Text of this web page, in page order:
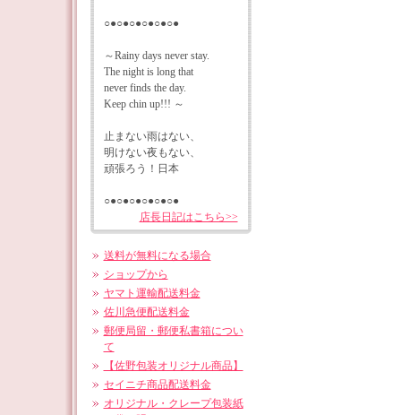
○●○●○●○●○●○●
～Rainy days never stay.
The night is long that
never finds the day.
Keep chin up!!! ～
止まない雨はない、
明けない夜もない、
頑張ろう！日本
○●○●○●○●○●○●
店長日記はこちら>>
送料が無料になる場合
ショップから
ヤマト運輸配送料金
佐川急便配送料金
郵便局留・郵便私書箱につい
て
【佐野包装オリジナル商品】
セイニチ商品配送料金
オリジナル・クレープ包装紙